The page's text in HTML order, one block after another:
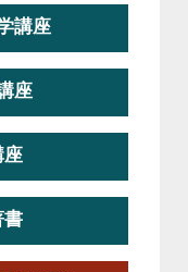
講座』
命学講座
講座
講座
座
座
書